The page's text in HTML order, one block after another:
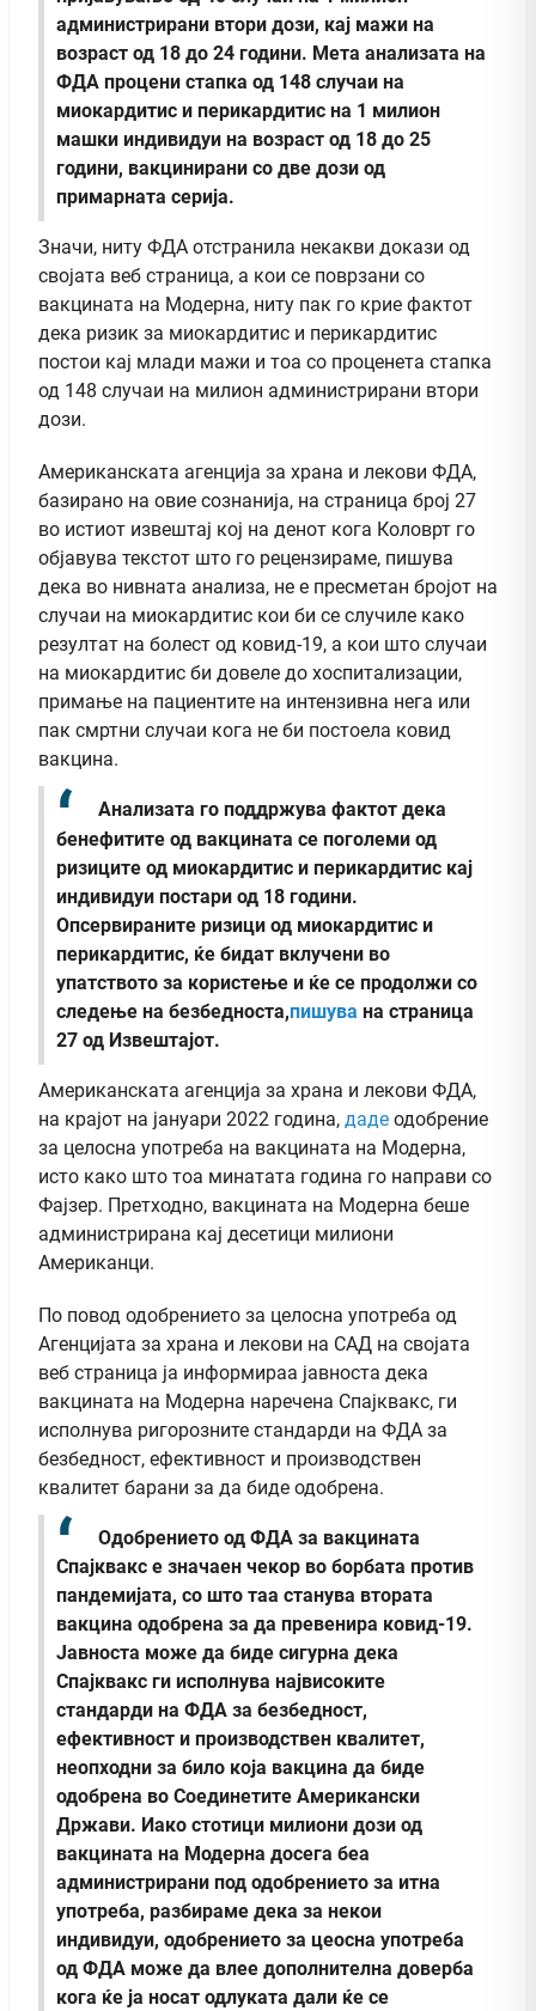
администрирани втори дози, кај мажи на
возраст од 18 до 24 години. Мета анализата на
ФДА процени стапка од 148 случаи на
миокардитис и перикардитис на 1 милион
машки индивидуи на возраст од 18 до 25
години, вакцинирани со две дози од
примарната серија.
Значи, ниту ФДА отстранила некакви докази од
својата веб страница, а кои се поврзани со
вакцината на Модерна, ниту пак го крие фактот
дека ризик за миокардитис и перикардитис
постои кај млади мажи и тоа со проценета стапка
од 148 случаи на милион администрирани втори
дози.
Американската агенција за храна и лекови ФДА,
базирано на овие сознанија, на страница број 27
во истиот извештај кој на денот кога Коловрт го
објавува текстот што го рецензираме, пишува
дека во нивната анализа, не е пресметан бројот на
случаи на миокардитис кои би се случиле како
резултат на болест од ковид-19, а кои што случаи
на миокардитис би довеле до хоспитализации,
примање на пациентите на интензивна нега или
пак смртни случаи кога не би постоела ковид
вакцина.
Анализата го поддржува фактот дека
бенефитите од вакцината се поголеми од
ризиците од миокардитис и перикардитис кај
индивидуи постари од 18 години.
Опсервираните ризици од миокардитис и
перикардитис, ќе бидат вклучени во
упатството за користење и ќе се продолжи со
следење на безбедноста,пишува на страница
27 од Извештајот.
Американската агенција за храна и лекови ФДА,
на крајот на јануари 2022 година, даде одобрение
за целосна употреба на вакцината на Модерна,
исто како што тоа минатата година го направи со
Фајзер. Претходно, вакцината на Модерна беше
администрирана кај десетици милиони
Американци.
По повод одобрението за целосна употреба од
Агенцијата за храна и лекови на САД на својата
веб страница ја информираа јавноста дека
вакцината на Модерна наречена Спајквакс, ги
исполнува ригорозните стандарди на ФДА за
безбедност, ефективност и производствен
квалитет барани за да биде одобрена.
Одобрението од ФДА за вакцината
Спајквакс е значаен чекор во борбата против
пандемијата, со што таа станува втората
вакцина одобрена за да превенира ковид-19.
Јавноста може да биде сигурна дека
Спајквакс ги исполнува највисоките
стандарди на ФДА за безбедност,
ефективност и производствен квалитет,
неопходни за било која вакцина да биде
одобрена во Соединетите Американски
Држави. Иако стотици милиони дози од
вакцината на Модерна досега беа
администрирани под одобрението за итна
употреба, разбираме дека за некои
индивидуи, одобрението за цеосна употреба
од ФДА може да влее дополнителна доверба
кога ќе ја носат одлуката дали ќе се